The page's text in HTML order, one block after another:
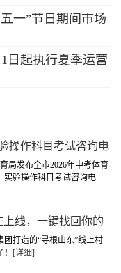
一”节日期间市场
日起执行夏季运营
操作科目考试咨询电
局发布全市2026年中考体育
实验操作科目考试咨询电
线，一键找回你的
团打造的“寻根山东”线上村
[详细]